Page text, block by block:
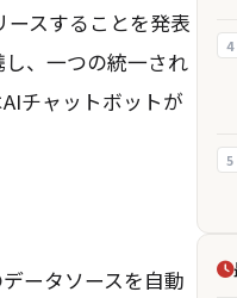
スすることを発表
、一つの統一され
チャットボットが
ータソースを自動
4
5